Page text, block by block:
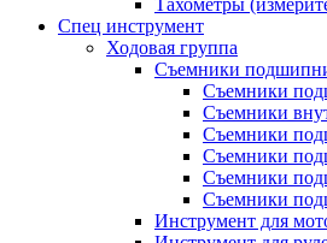
Тахометры
Спец инструмент
Ходовая группа
Съемники
Съемники
Съемники
Съемники
Съемники
Съемники
Съемники
Инструмент для